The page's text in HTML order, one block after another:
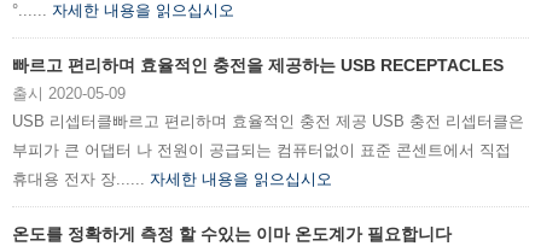
°...... 자세한 내용을 읽으십시오
빠르고 편리하며 효율적인 충전을 제공하는 USB RECEPTACLES
출시 2020-05-09
USB 리셉터클빠르고 편리하며 효율적인 충전 제공 USB 충전 리셉터클은
부피가 큰 어댑터 나 전원이 공급되는 컴퓨터없이 표준 콘센트에서 직접
휴대용 전자 장...... 자세한 내용을 읽으십시오
온도를 정확하게 측정 할 수있는 이마 온도계가 필요합니다